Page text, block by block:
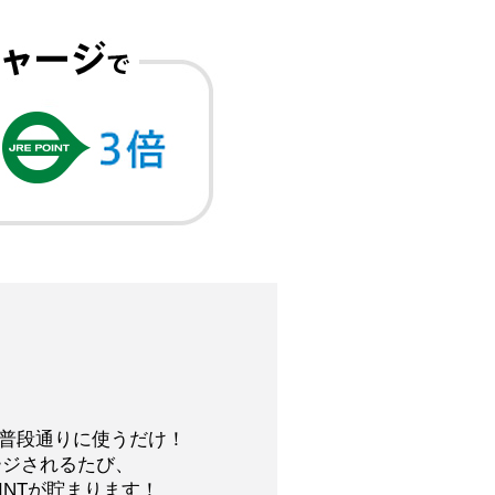
段通りに使うだけ！
されるたび、
が貯まります！